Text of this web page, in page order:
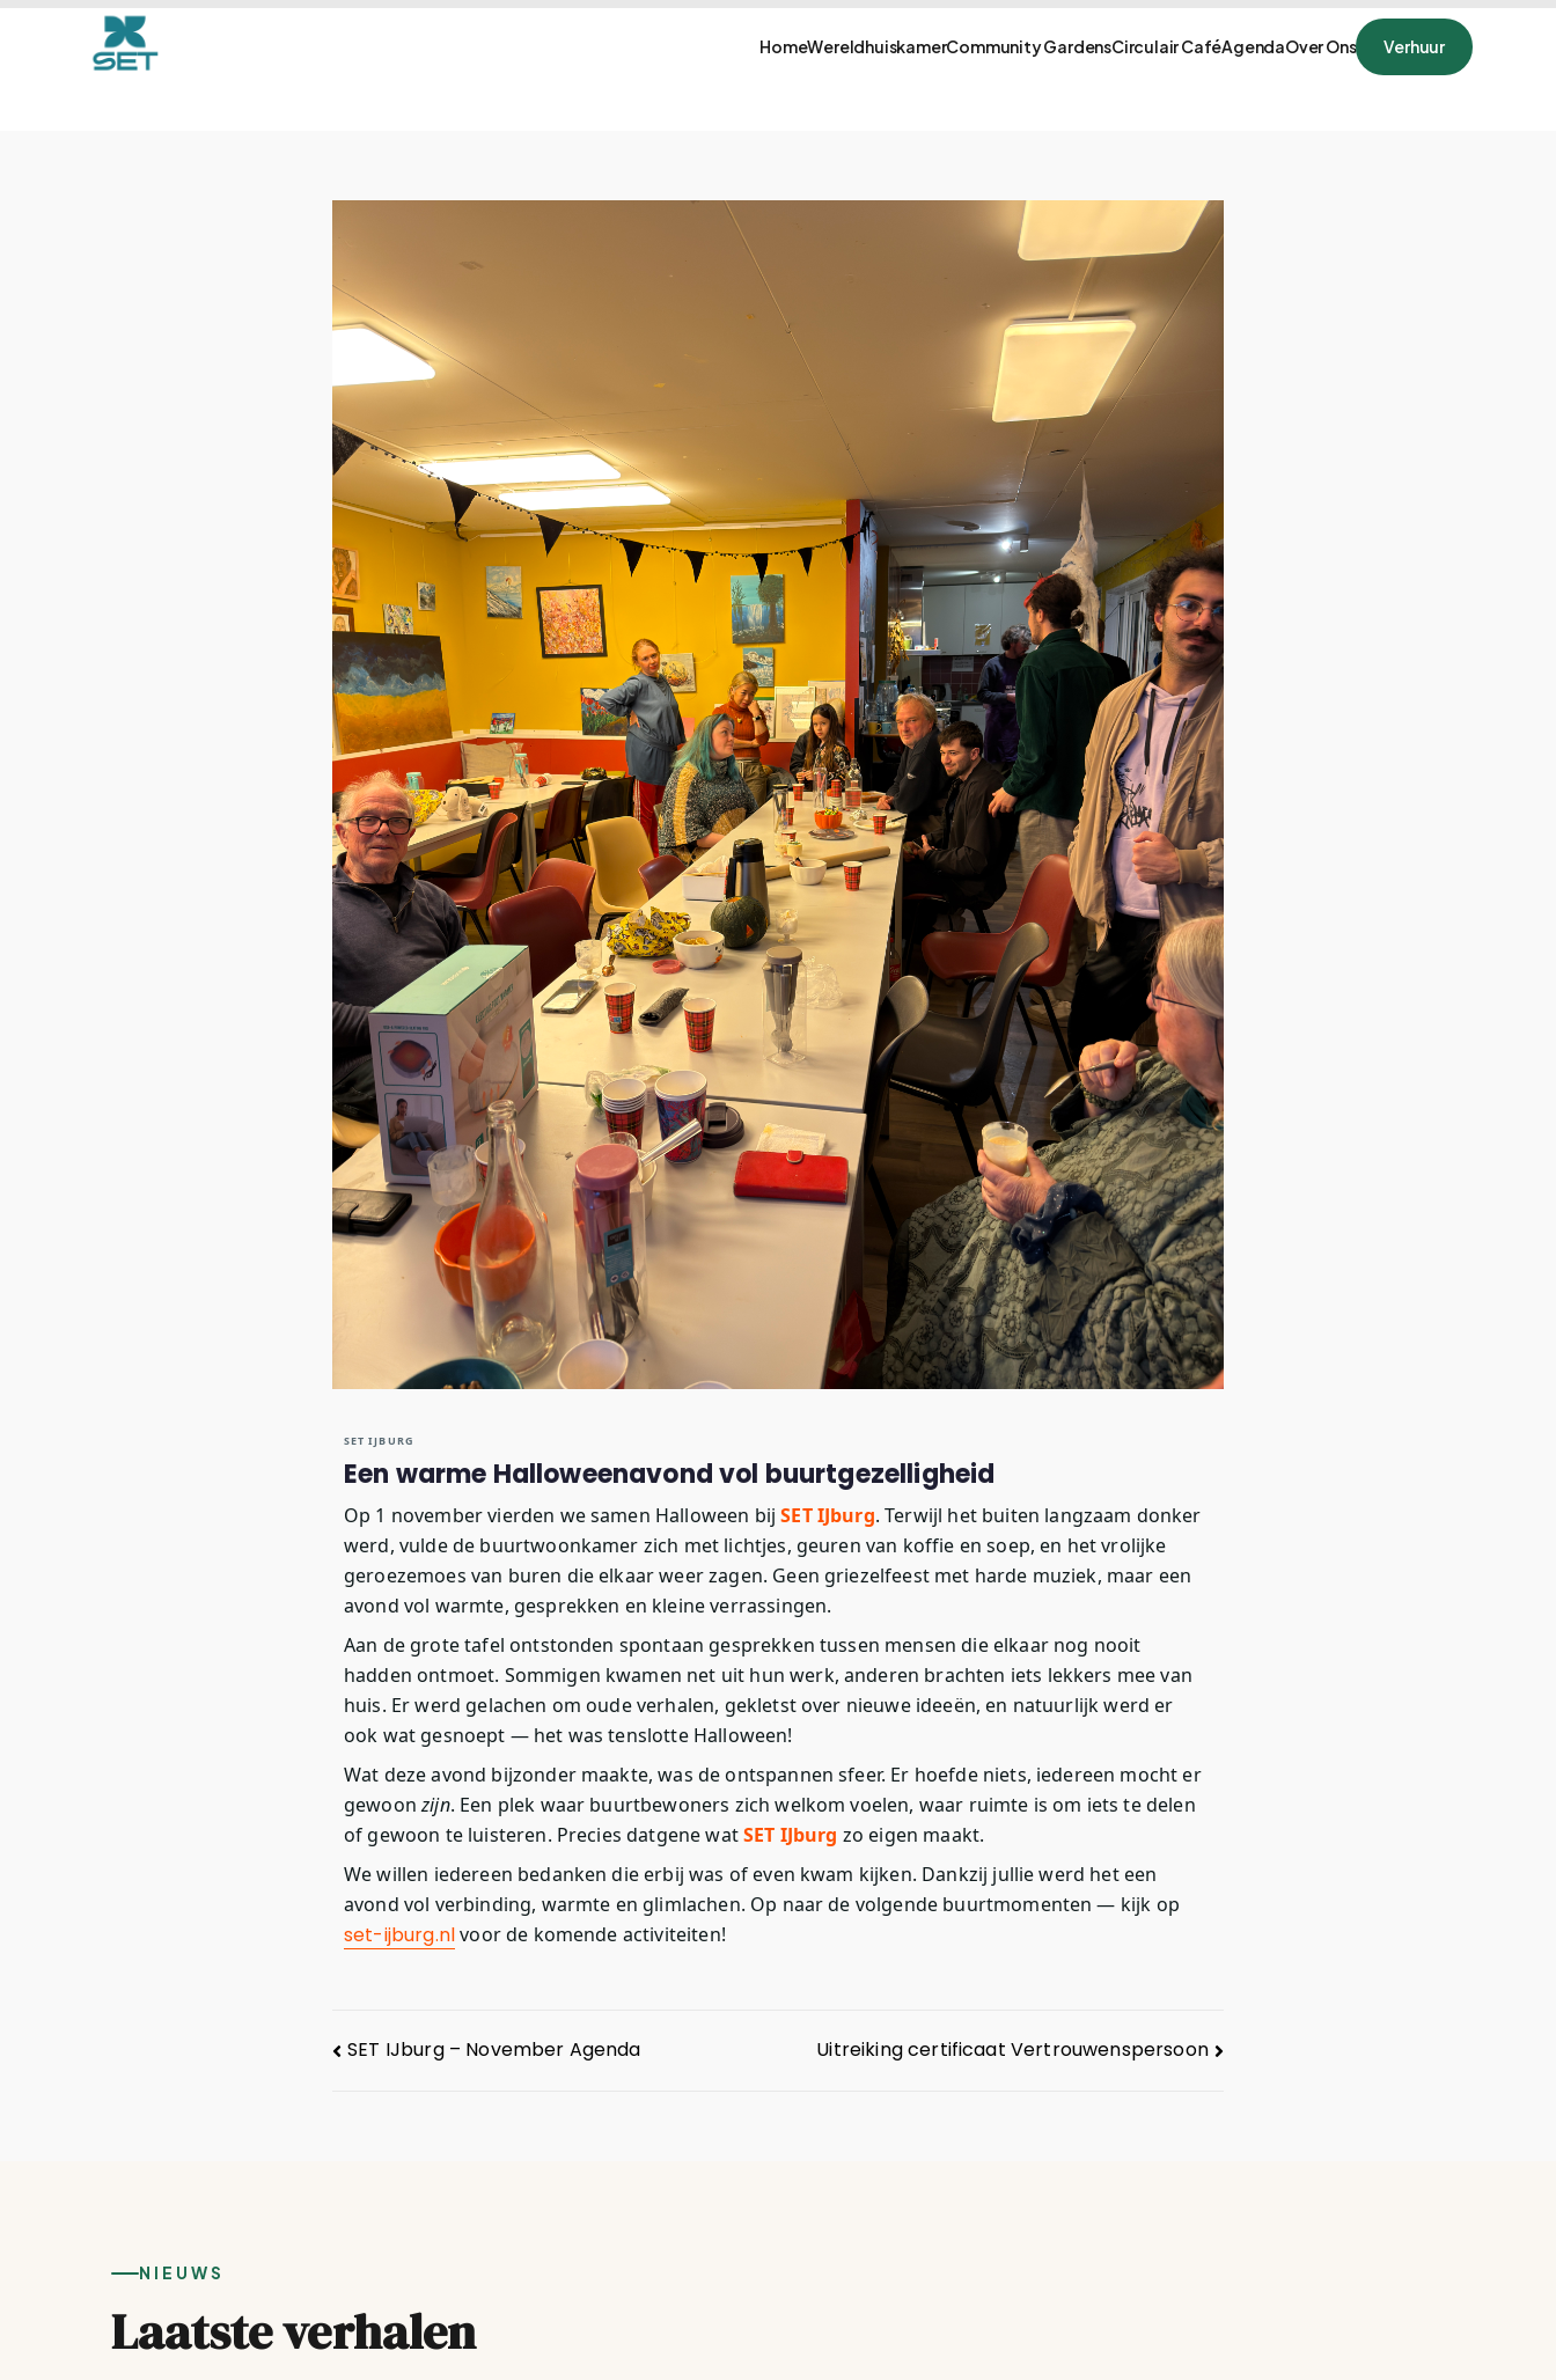
HomeWereldhuiskamerCommunity GardensCirculair CaféAgendaOver Ons Verhuur
Halloween bij SET IJburg
SET IJBURG
Een warme Halloweenavond vol buurtgezelligheid
Op 1 novembervierden we samen Halloween bijSET IJburg. Terwijl het buiten langzaam donker
werd, vulde de buurtwoonkamer zich met lichtjes, geuren van koffie en soep, en het vrolijke
geroezemoes van buren die elkaar weer zagen. Geen griezelfeest met harde muziek, maar een
avond vol warmte, gesprekken en kleine verrassingen.
Aan de grote tafel ontstonden spontaan gesprekken tussen mensen die elkaar nog nooit
hadden ontmoet. Sommigen kwamen net uit hun werk, anderen brachten iets lekkers mee van
huis. Er werd gelachen om oude verhalen, gekletst over nieuwe ideeën, en natuurlijk werd er
ook wat gesnoept — het was tenslotte Halloween!
Wat deze avond bijzonder maakte, was de ontspannen sfeer. Er hoefde niets, iedereen mocht er
gewoonzijn. Een plek waar buurtbewoners zich welkom voelen, waar ruimte is om iets te delen
of gewoon te luisteren. Precies datgene watSET IJburg zo eigen maakt.
We willen iedereen bedanken die erbij was of even kwam kijken. Dankzij jullie werd het een
avond vol verbinding, warmte en glimlachen. Op naar de volgende buurtmomenten — kijk op
set-ijburg.nlvoor de komende activiteiten!
SET IJburg – November Agenda Uitreiking certificaat Vertrouwenspersoon
NIEUWS
Laatste verhalen